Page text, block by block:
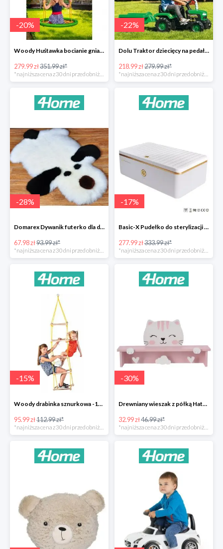
-20%
Woody Huśtawka bocianie gniazdo -20%
279.99 zł351.99 zł*
*najniższa cena z 30 dni przed obniżką
-22%
Dolu Traktor dziecięcy na pedały z przyczepką -22%
218.99 zł279.99 zł*
*najniższa cena z 30 dni przed obniżką
-28%
Domarex Dywanik futerko dla dzieci Pies czarno-biały -28%
67.98 zł93.99 zł*
*najniższa cena z 30 dni przed obniżką
-17%
Basic-X Pudełko do sterylizacji z ozonem -17%
277.99 zł333.99 zł*
*najniższa cena z 30 dni przed obniżką
-15%
Woody drabinka sznurkowa -15%
95.99 zł112.99 zł*
-30%
Drewniany wieszak z półką Hatu, kot -30%
32.99 zł46.99 zł*